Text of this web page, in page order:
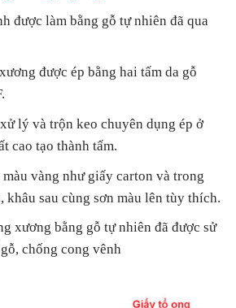
giá cửa gỗ công nghiệp MDF phủ
thước phong thuỷ (lỗ ban) cửa gỗ công
2022
được làm bằng gỗ tự nhiên đã qua
được ép bằng hai tấm da gỗ
lý và trộn keo chuyên dụng ép ở
cao tạo thành tấm.
vàng như giấy carton và trong
khâu sau cùng sơn màu lên tùy thích.
xương bằng gỗ tự nhiên đã được sử
chống cong vênh